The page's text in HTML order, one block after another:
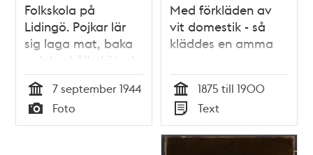
Folkskola på
Lidingö. Pojkar lär
sig laga mat, baka
och hushållsskötsel.
Porträtt av två
pojkar i förkläden
och kockmössa
Tid
7 september 1944
Typ
Foto
Med förkläden av
vit domestik - så
kläddes en amma
Tid
1875 till 1900
Typ
Text